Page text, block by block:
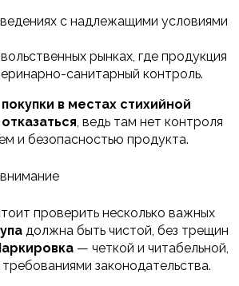
с надлежащими условиями
рынках, где продукция
санитарный контроль.
в местах стихийной
, ведь там нет контроля
и безопасностью продукта.
проверить несколько важных
должна быть чистой, без трещин
— четкой и читабельной,
законодательства.